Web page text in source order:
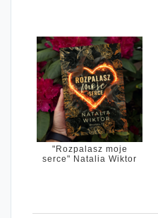
"Rozpalasz moje
serce" Natalia Wiktor